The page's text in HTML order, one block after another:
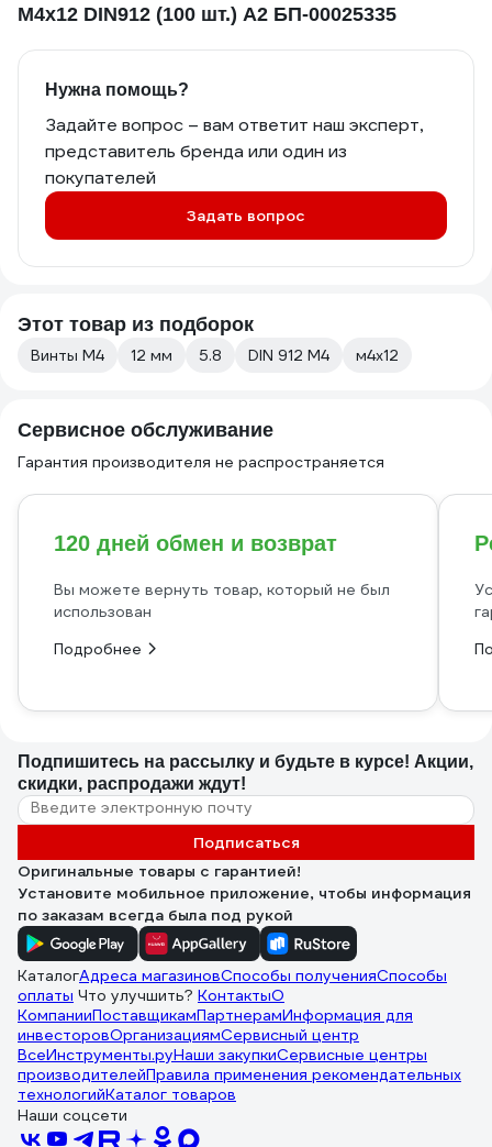
М4х12 DIN912 (100 шт.) А2 БП-00025335
Нужна помощь?
Задайте вопрос – вам ответит наш эксперт,
представитель бренда или один из
покупателей
Задать вопрос
Этот товар из подборок
Винты М4 12 мм 5.8 DIN 912 М4 м4х12
Сервисное обслуживание
Гарантия производителя не распространяется
120 дней обмен и возврат
Вы можете вернуть товар, который не был
использован
Подробнее
Подпишитесь на рассылку и будьте в курсе! Акции,
скидки, распродажи ждут!
Подписаться
Оригинальные товары с гарантией!
Установите мобильное приложение, чтобы информация
по заказам всегда была под рукой
КаталогАдреса магазиновСпособы полученияСпособы
оплаты Что улучшить? КонтактыО
КомпанииПоставщикамПартнерамИнформация для
инвесторовОрганизациямСервисный центр
ВсеИнструменты.руНаши закупкиСервисные центры
производителейПравила применения рекомендательных
технологийКаталог товаров
Наши соцсети